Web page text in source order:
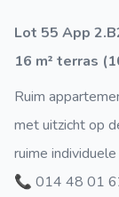
Lot 55 App 2.B2 Appartement met 3 slaapkamers &
16 m² terras
Ruim
met uitzicht op
ruime
📞 014 48 01